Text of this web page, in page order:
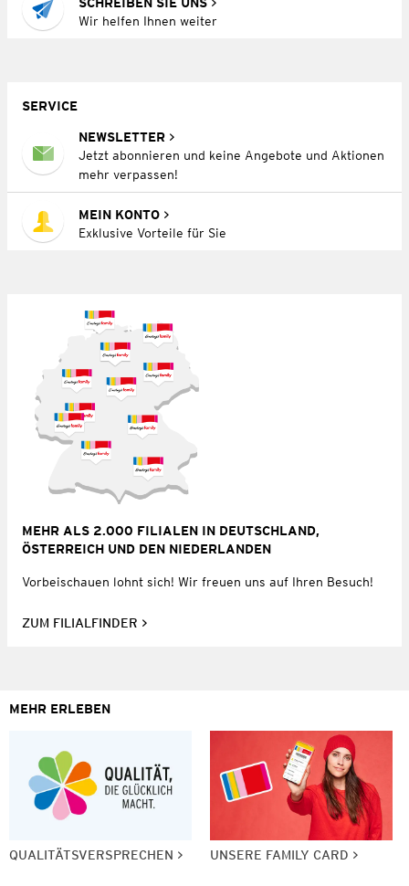
Wir helfen Ihnen weiter
SERVICE
NEWSLETTER
Jetzt abonnieren und keine Angebote und Aktionen
mehr verpassen!
MEIN KONTO
Exklusive Vorteile für Sie
MEHR ALS 2.000 FILIALEN IN DEUTSCHLAND,
ÖSTERREICH UND DEN NIEDERLANDEN
Vorbeischauen lohnt sich! Wir freuen uns auf Ihren Besuch!
ZUM FILIALFINDER
MEHR ERLEBEN
QUALITÄTSVERSPRECHEN UNSERE FAMILY CARD